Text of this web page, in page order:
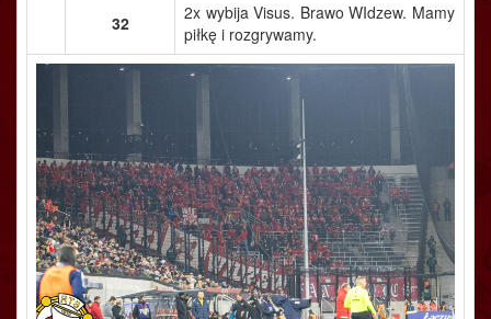
32
2x wybija Visus. Brawo WIdzew. Mamy
piłkę i rozgrywamy.